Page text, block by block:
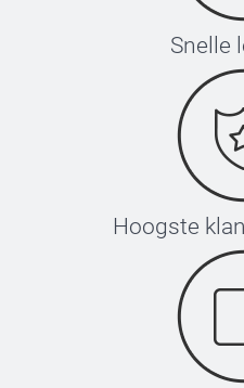
Snelle
Hoogste